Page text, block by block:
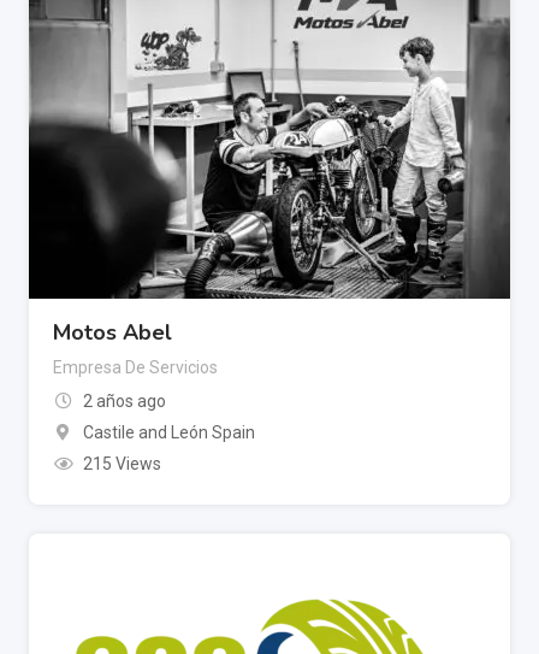
Motos Abel
Empresa De Servicios
2 años ago
Castile and León Spain
215 Views